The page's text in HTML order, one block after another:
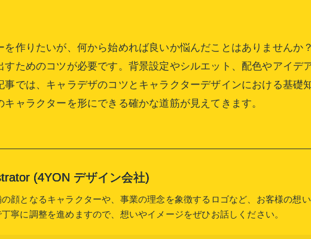
作りたいが、何から始めれば良いか悩んだことはありませんか
ためのコツが必要です。背景設定やシルエット、配色やアイデ
では、キャラデザのコツとキャラクターデザインにおける基礎
ャラクターを形にできる確かな道筋が見えてきます。
(4YON デザイン会社)
顔となるキャラクターや、事業の理念を象徴するロゴなど、お客様の想
寧に調整を進めますので、想いやイメージをぜひお話しください。